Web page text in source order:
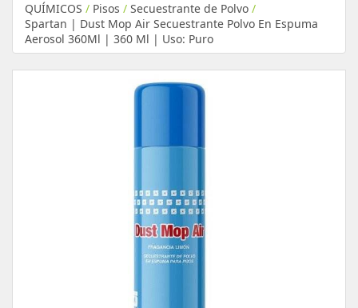
QUÍMICOS / Pisos / Secuestrante de Polvo /
Spartan | Dust Mop Air Secuestrante Polvo En Espuma
Aerosol 360Ml | 360 Ml | Uso: Puro